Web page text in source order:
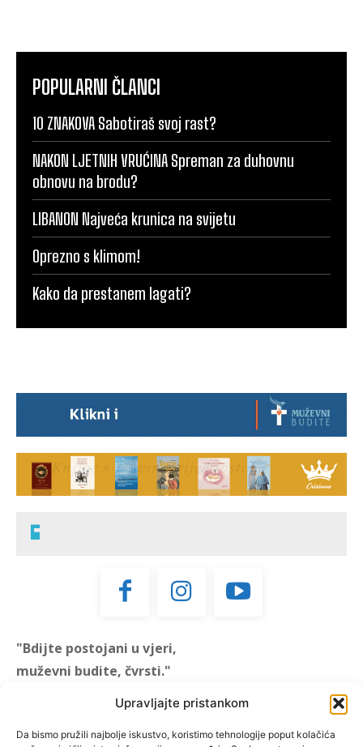
Upravljajte pristankom
Da bismo pružili najbolje iskustvo, koristimo tehnologije poput kolačića
POPULARNI ČLANCI
10 ZNAKOVA Sabotiraš svoj rast?
NAKON LJETNIH VRUĆINA Spreman za duhovnu
obnovu na brodu?
LIBANON Najveća krunica na svijetu
Oprezno s klimom!
Kako da prestanem lagati?
"Bdijte postojani u vjeri,
muževni budite, čvrsti."
"Muževni budite" prvi je